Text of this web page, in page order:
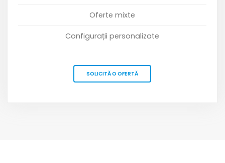
Oferte mixte
Configurații personalizate
SOLICITĂ O OFERTĂ